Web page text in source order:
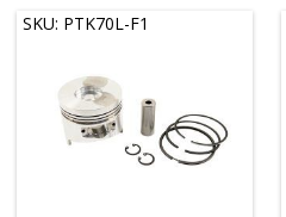
SKU: PTK70L-F1